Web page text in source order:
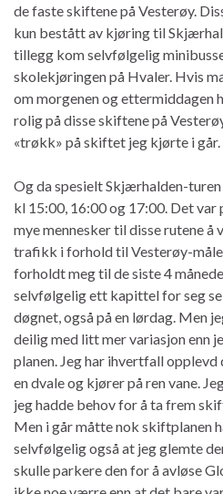
de faste skiftene på Vesterøy.
kun bestått av kjøring til
tillegg kom selvfølgelig
skolekjøringen på Hvaler. Hvis
om morgenen og
rolig på disse skiftene på
«trøkk» på skiftet jeg kjørte i går.
Og da spesielt Skjærhalden-
kl 15:00, 16:00 og 17:00. Det var
mye mennesker til disse rutene å
trafikk i forhold til Vesterøy-
forholdt meg til de siste 4
selvfølgelig ett kapittel for seg
døgnet, også på en lørdag. Men
deilig med litt mer variasjon enn
planen. Jeg har ihvertfall
en dvale og kjører på ren vane.
jeg hadde behov for å ta frem
Men i går måtte nok skiftplanen
selvfølgelig også at jeg glemte
skulle parkere den for å avløse